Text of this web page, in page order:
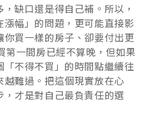
缺口還是得自己補。所以，
幅」的問題，更可能直接影
買一樣的房子、卻要付出更
第一間房已經不算晚，但如果
不得不買」的時間點繼續往
難過。把這個現實放在心
才是對自己最負責任的選